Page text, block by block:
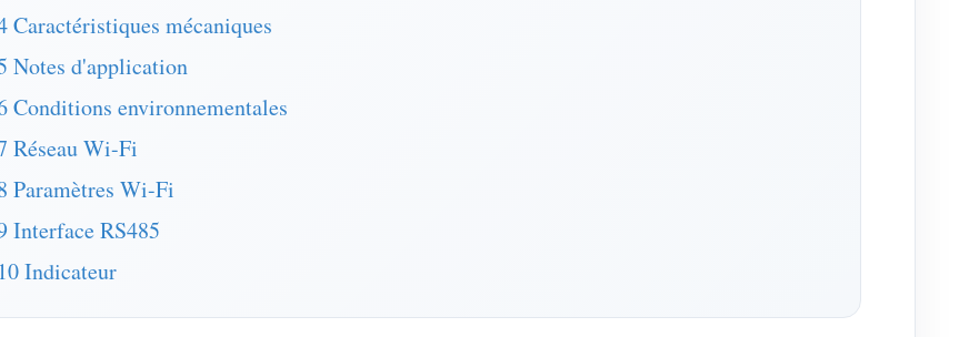
Caractéristiques mécaniques
Notes d'application
Conditions environnementales
Réseau Wi-Fi
Paramètres Wi-Fi
Interface RS485
10 Indicateur